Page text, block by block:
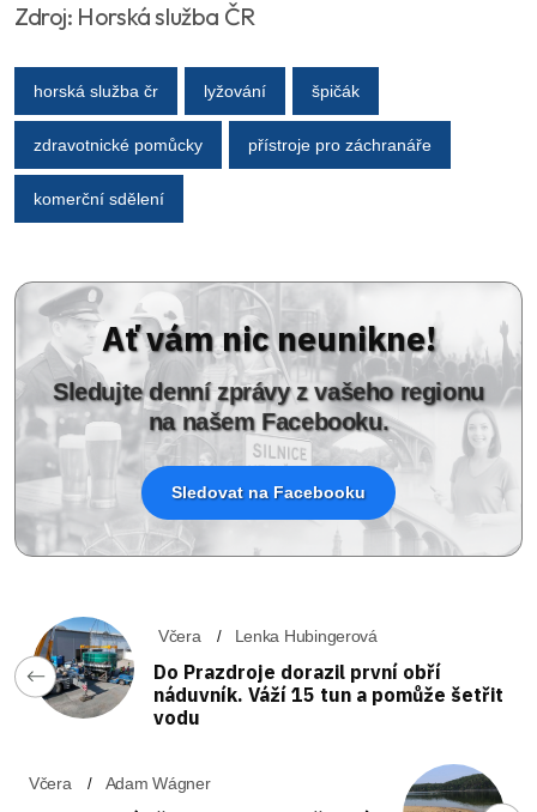
Zdroj: Horská služba ČR
horská služba čr lyžování špičák
zdravotnické pomůcky přístroje pro záchranáře
komerční sdělení
Ať vám nic neunikne!
Sledujte denní zprávy z vašeho regionu
na našem Facebooku.
Sledovat na Facebooku
Včera Lenka Hubingerová
Do Prazdroje dorazil první obří
náduvník. Váží 15 tun a pomůže šetřit
vodu
Včera Adam Wágner